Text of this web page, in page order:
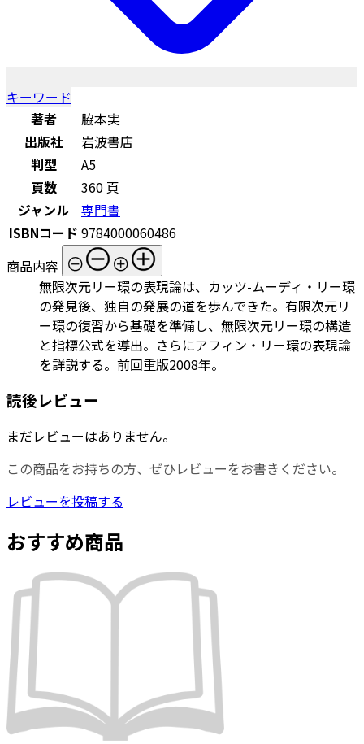
キーワード
著者
脇本実
出版社
岩波書店
判型
A5
頁数
360 頁
ジャンル
専門書
ISBNコード 9784000060486
商品内容
無限次元リー環の表現論は、カッツ-ムーディ・リー環
の発見後、独自の発展の道を歩んできた。有限次元リ
ー環の復習から基礎を準備し、無限次元リー環の構造
と指標公式を導出。さらにアフィン・リー環の表現論
を詳説する。前回重版2008年。
読後レビュー
まだレビューはありません。
この商品をお持ちの方、ぜひレビューをお書きください。
レビューを投稿する
おすすめ商品